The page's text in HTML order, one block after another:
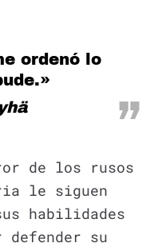
ordenó lo
de los rusos
le siguen
habilidades
su